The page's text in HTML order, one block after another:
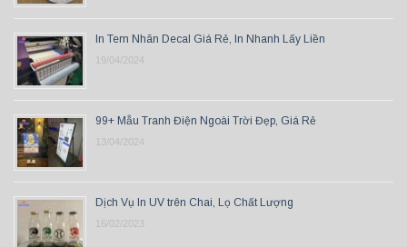
In Tem Nhãn Decal Giá Rẻ, In Nhanh Lấy Liền
19/04/2024
99+ Mẫu Tranh Điện Ngoài Trời Đẹp, Giá Rẻ
13/04/2024
Dịch Vụ In UV trên Chai, Lọ Chất Lượng
16/02/2023